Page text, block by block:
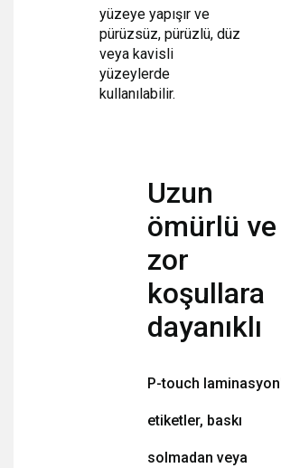
yüzeye yapışır ve
pürüzsüz, pürüzlü, düz
veya kavisli
yüzeylerde
kullanılabilir.
Uzun
ömürlü ve
zor
koşullara
dayanıklı
P-touch
etiketler, baskı
solmadan veya